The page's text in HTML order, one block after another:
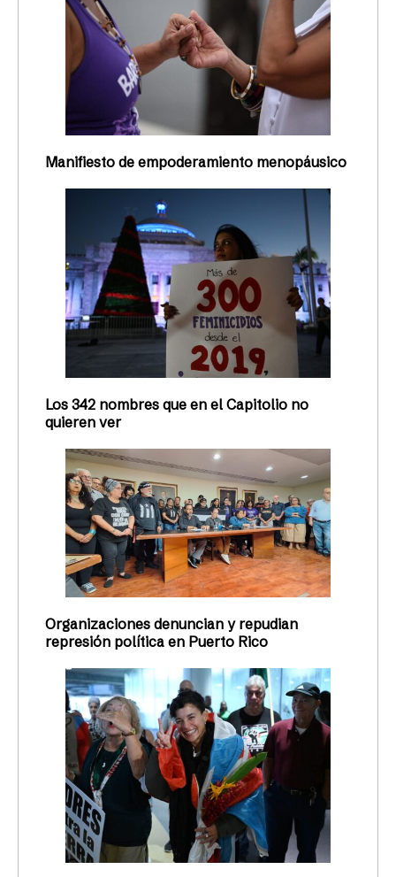
Manifiesto de empoderamiento menopáusico
Los 342 nombres que en el Capitolio no
quieren ver
Organizaciones denuncian y repudian
represión política en Puerto Rico